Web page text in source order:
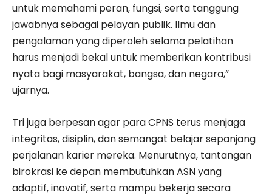
untuk memahami peran, fungsi, serta tanggung
jawabnya sebagai pelayan publik. Ilmu dan
pengalaman yang diperoleh selama pelatihan
harus menjadi bekal untuk memberikan kontribusi
nyata bagi masyarakat, bangsa, dan negara,”
ujarnya.
Tri juga berpesan agar para CPNS terus menjaga
integritas, disiplin, dan semangat belajar sepanjang
perjalanan karier mereka. Menurutnya, tantangan
birokrasi ke depan membutuhkan ASN yang
adaptif, inovatif, serta mampu bekerja secara